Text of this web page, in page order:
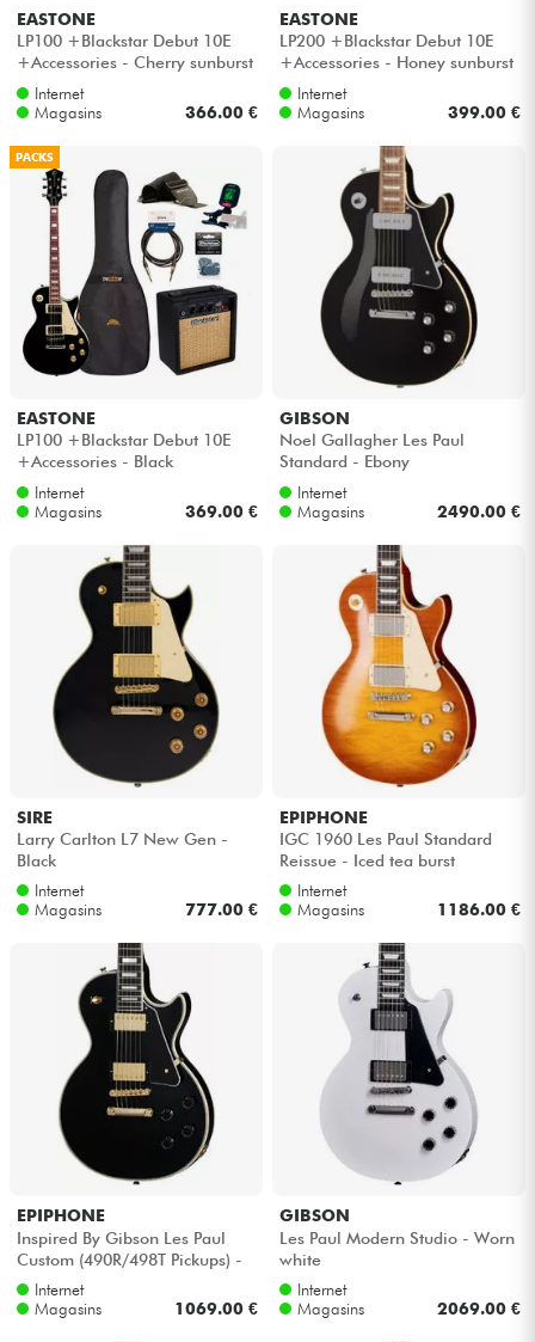
Eveil Musical
Câbles & Access.
HiFi
Packs
Voir nos marques
EASTONE
LP100 +Blackstar Debut 10E
+Accessories - Cherry sunburst
Internet
Magasins
366.00 €
EASTONE
LP200 +Blackstar Debut 10E
+Accessories - Honey sunburst
Internet
Magasins
399.00 €
PACKS
EASTONE
LP100 +Blackstar Debut 10E
+Accessories - Black
Internet
Magasins
369.00 €
GIBSON
Noel Gallagher Les Paul
Standard - Ebony
Internet
Magasins
2490.00 €
SIRE
Larry Carlton L7 New Gen -
Black
Internet
Magasins
777.00 €
EPIPHONE
IGC 1960 Les Paul Standard
Reissue - Iced tea burst
Internet
Magasins
1186.00 €
EPIPHONE
Inspired By Gibson Les Paul
Custom (490R/498T Pickups) -
EbonyInternet
Magasins
1069.00 €
GIBSON
Les Paul Modern Studio - Worn
white
Internet
Magasins
2069.00 €